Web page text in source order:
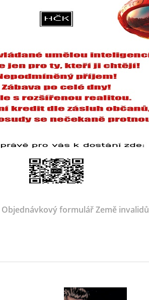
Objednávkový formulář Země invalidů